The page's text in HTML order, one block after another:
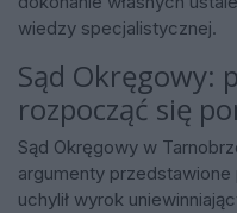
wiedzy specjalistycznej.
Sąd Okręgowy:
rozpocząć się
Sąd Okręgowy w
argumenty
uchylił wyrok